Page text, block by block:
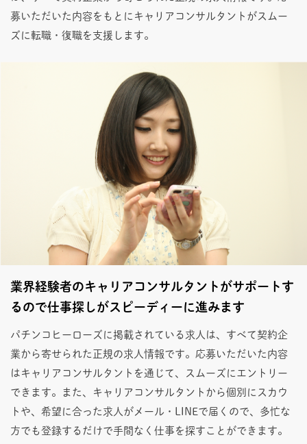
募いただいた内容をもとにキャリアコンサルタントがスムー
ズに転職・復職を支援します。
業界経験者のキャリアコンサルタントがサポートす
るので仕事探しがスピーディーに進みます
パチンコヒーローズに掲載されている求人は、すべて契約企
業から寄せられた正規の求人情報です。応募いただいた内容
はキャリアコンサルタントを通じて、スムーズにエントリー
できます。また、キャリアコンサルタントから個別にスカウ
トや、希望に合った求人がメール・LINEで届くので、多忙な
方でも登録するだけで手間なく仕事を探すことができます。